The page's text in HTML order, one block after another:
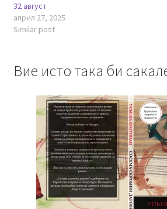
32 август
април 27, 2025
Similar post
Вие исто така би